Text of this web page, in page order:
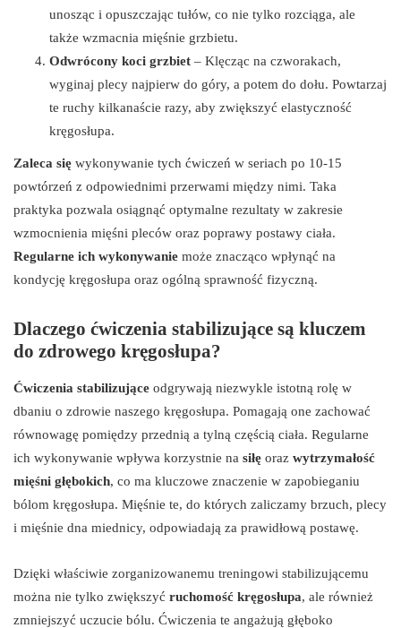
unosząc i opuszczając tułów, co nie tylko rozciąga, ale
także wzmacnia mięśnie grzbietu.
Odwrócony koci grzbiet – Klęcząc na czworakach,
wyginaj plecy najpierw do góry, a potem do dołu. Powtarzaj
te ruchy kilkanaście razy, aby zwiększyć elastyczność
kręgosłupa.
Zaleca się wykonywanie tych ćwiczeń w seriach po 10-15
powtórzeń z odpowiednimi przerwami między nimi. Taka
praktyka pozwala osiągnąć optymalne rezultaty w zakresie
wzmocnienia mięśni pleców oraz poprawy postawy ciała.
Regularne ich wykonywanie może znacząco wpłynąć na
kondycję kręgosłupa oraz ogólną sprawność fizyczną.
Dlaczego ćwiczenia stabilizujące są kluczem
do zdrowego kręgosłupa?
Ćwiczenia stabilizujące odgrywają niezwykle istotną rolę w
dbaniu o zdrowie naszego kręgosłupa. Pomagają one zachować
równowagę pomiędzy przednią a tylną częścią ciała. Regularne
ich wykonywanie wpływa korzystnie na siłę oraz wytrzymałość
mięśni głębokich, co ma kluczowe znaczenie w zapobieganiu
bólom kręgosłupa. Mięśnie te, do których zaliczamy brzuch, plecy
i mięśnie dna miednicy, odpowiadają za prawidłową postawę.
Dzięki właściwie zorganizowanemu treningowi stabilizującemu
można nie tylko zwiększyć ruchomość kręgosłupa, ale również
zmniejszyć uczucie bólu. Ćwiczenia te angażują głęboko